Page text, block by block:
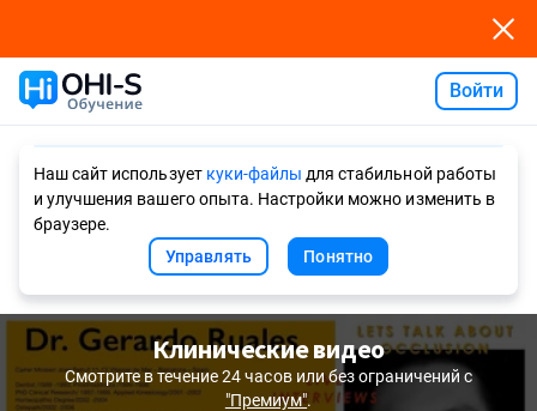
Войти
Наш сайт использует куки-файлы для стабильной работы
и улучшения вашего опыта. Настройки можно изменить в
браузере.
Управлять
Понятно
Клинические видео
Смотрите в течение 24 часов или без ограничений с
"Премиум".